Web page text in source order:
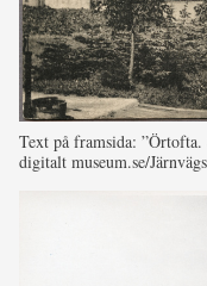
Text på framsida:
digitalt museum.se/